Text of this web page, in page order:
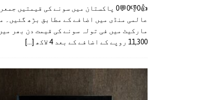
👍0👎0💬0 پاکستان میں سونے کی قیمتیں
عالمی منڈی میں اضافے کے مطابق بڑھ گئیں۔
مارکیٹ میں فی تولہ سونے کی قیمت دن بھر
11,300 روپے کے اضافے کے بعد 4 لاکھ
[...]